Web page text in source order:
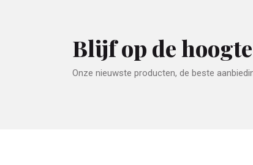
Blijf op de hoogte
Onze nieuwste producten, de beste